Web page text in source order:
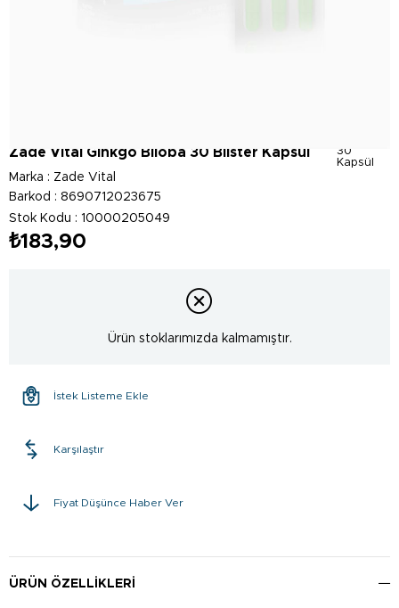
30
Kapsül
Zade Vital Ginkgo Biloba 30 Blister Kapsül
Marka : Zade Vital
Barkod : 8690712023675
Stok Kodu
10000205049
₺183,90
Ürün stoklarımızda kalmamıştır.
İstek Listeme Ekle
Karşılaştır
Fiyat Düşünce Haber Ver
ÜRÜN ÖZELLIKLERI